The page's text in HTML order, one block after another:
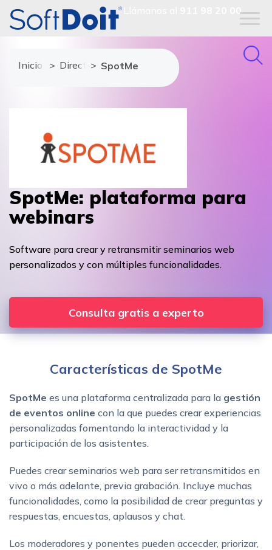
911 98 20 00
Inicio Directorio de proveedores
SpotMe
SpotMe: plataforma para
webinars
Software para crear y retransmitir seminarios web
personalizados y con múltiples funcionalidades.
Consulta gratis a experto
Características de SpotMe
SpotMe es una plataforma centralizada para la gestión
de eventos online con la que puedes crear experiencias
personalizadas fomentando la interactividad y la
participación de los asistentes.
Puedes crear seminarios web para ser retransmitidos en
vivo o más adelante, previa grabación. Incluye muchas
funcionalidades, como la posibilidad de crear preguntas y
respuestas, encuestas, aplausos y chat.
Los moderadores y ponentes pueden accecder, priorizar,